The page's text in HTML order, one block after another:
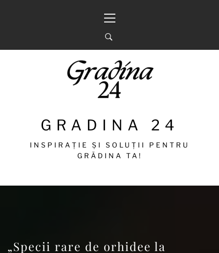
principal
GRADINA 24
INSPIRAȚIE ȘI SOLUȚII PENTRU
GRĂDINA TA!
„Specii rare de orhidee la